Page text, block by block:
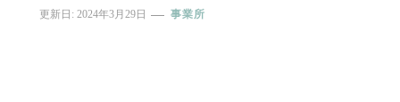
更新日: 2024年3月29日 事業所